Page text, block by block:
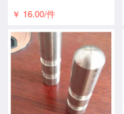
￥ 16.00/件